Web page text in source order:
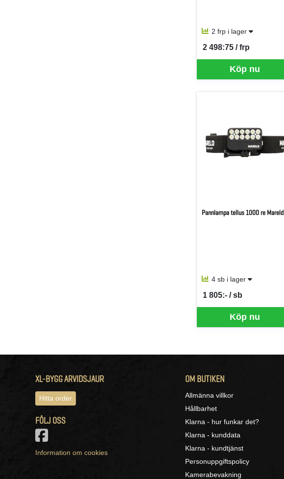
2 frp i lager
Köp nu
2 498:75 / frp
SEK per FRP
Pannlampa tellus 1000 re Mareld
4 sb i lager
Köp nu
1 805:- / sb
SEK per SB
XL-BYGG ARVIDSJAUR
Hitta order
FÖLJ OSS
Information om cookies
OM BUTIKEN
Allmänna villkor
Hållbarhet
Klarna - hur funkar det?
Klarna - kunddata
Klarna - kundtjänst
Personuppgiftspolicy
Kamerabevakning